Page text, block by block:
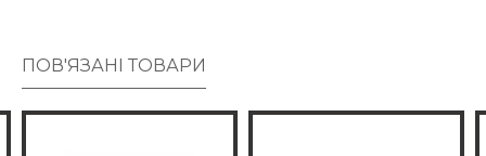
ПОВ'ЯЗАНІ ТОВАРИ